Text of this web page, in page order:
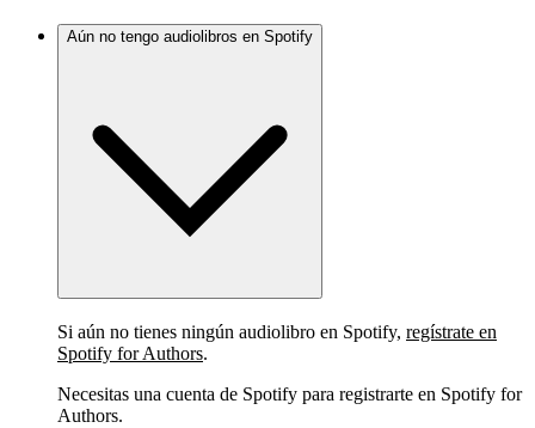
Aún no tengo audiolibros en Spotify
Si aún no tienes ningún audiolibro en Spotify, regístrate en
Spotify for Authors.
Necesitas una cuenta de Spotify para registrarte en Spotify for
Authors.